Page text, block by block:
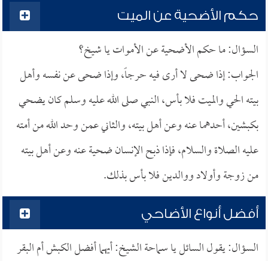
حكم الأضحية عن الميت
السؤال: ما حكم الأضحية عن الأموات يا شيخ؟
الجواب: إذا ضحى لا أرى فيه حرجاً، وإذا ضحى عن نفسه وأهل
بيته الحي والميت فلا بأس، النبي صلى الله عليه وسلم كان يضحي
بكبشين، أحدهما عنه وعن أهل بيته، والثاني عمن وحد الله من أمته
عليه الصلاة والسلام، فإذا ذبح الإنسان ضحية عنه وعن أهل بيته
من زوجة وأولاد ووالدين فلا بأس بذلك.
أفضل أنواع الأضاحي
السؤال: يقول السائل يا سماحة الشيخ: أيهما أفضل الكبش أم البقر